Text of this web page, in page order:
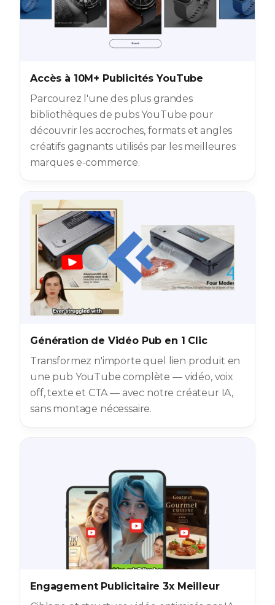
Accès à 10M+ Publicités YouTube
Parcourez l'une des plus grandes
bibliothèques de pubs YouTube pour
découvrir les accroches, formats et angles
créatifs gagnants utilisés par les meilleures
marques e-commerce.
Génération de Vidéo Pub en 1 Clic
Transformez n'importe quel lien produit en
une pub YouTube complète — vidéo, voix
off, texte et CTA — avec notre créateur IA,
sans montage nécessaire.
Engagement Publicitaire 3x Meilleur